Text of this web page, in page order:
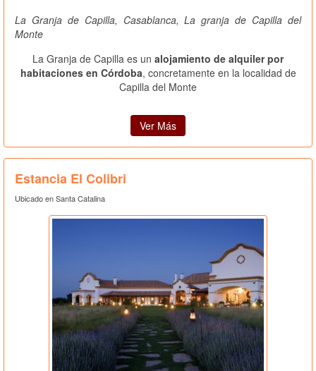
La Granja de Capilla, Casablanca, La granja de Capilla del
Monte
La Granja de Capilla es un alojamiento de alquiler por
habitaciones en Córdoba, concretamente en la localidad de
Capilla del Monte
Ver Más
Estancia El Colibri
Ubicado en Santa Catalina